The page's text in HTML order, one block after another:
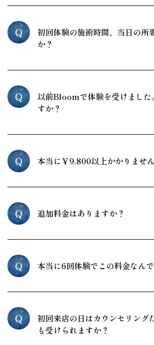
Q
初回体験の施術時間、当日の所
か？
Q
以前Bloomで体験を受けました
すか？
Q 本当に￥9,800以上かかりませ
Q 追加料金はありますか？
Q 本当に6回体験でこの料金なん
Q
初回来店の日はカウンセリング
も受けられますか？